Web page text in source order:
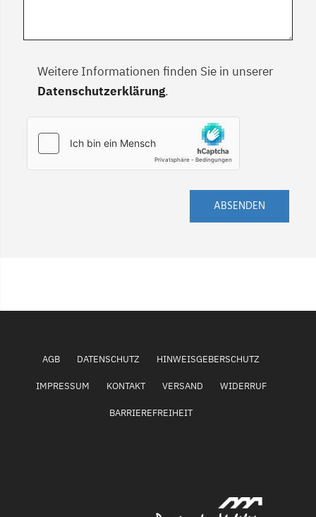
Weitere Informationen finden Sie in unserer
Datenschutzerklärung.
ABSENDEN
AGB DATENSCHUTZ HINWEISGEBERSCHUTZ
IMPRESSUM KONTAKT VERSAND WIDERRUF
BARRIEREFREIHEIT